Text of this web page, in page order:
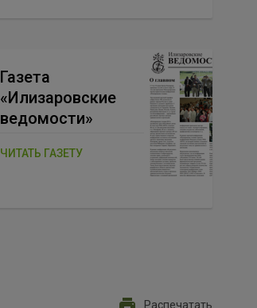
Газета
«Илизаровские
ведомости»
ЧИТАТЬ ГАЗЕТУ
Распечатать